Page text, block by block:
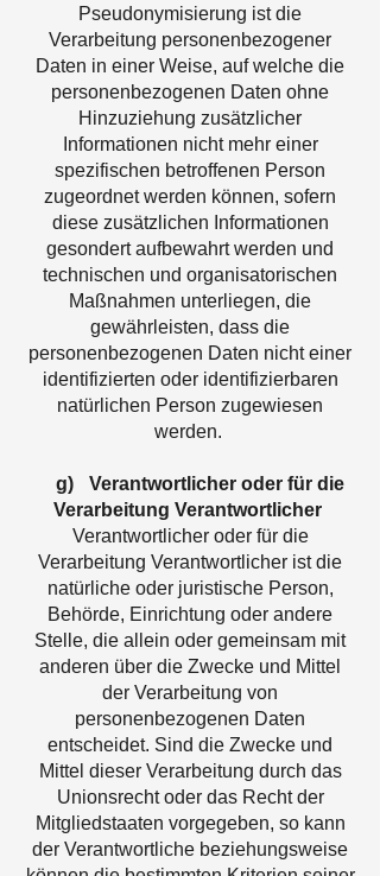
Pseudonymisierung ist die
Verarbeitung personenbezogener
Daten in einer Weise, auf welche die
personenbezogenen Daten ohne
Hinzuziehung zusätzlicher
Informationen nicht mehr einer
spezifischen betroffenen Person
zugeordnet werden können, sofern
diese zusätzlichen Informationen
gesondert aufbewahrt werden und
technischen und organisatorischen
Maßnahmen unterliegen, die
gewährleisten, dass die
personenbezogenen Daten nicht einer
identifizierten oder identifizierbaren
natürlichen Person zugewiesen
werden.
g) Verantwortlicher oder für die
Verarbeitung Verantwortlicher
Verantwortlicher oder für die
Verarbeitung Verantwortlicher ist die
natürliche oder juristische Person,
Behörde, Einrichtung oder andere
Stelle, die allein oder gemeinsam mit
anderen über die Zwecke und Mittel
der Verarbeitung von
personenbezogenen Daten
entscheidet. Sind die Zwecke und
Mittel dieser Verarbeitung durch das
Unionsrecht oder das Recht der
Mitgliedstaaten vorgegeben, so kann
der Verantwortliche beziehungsweise